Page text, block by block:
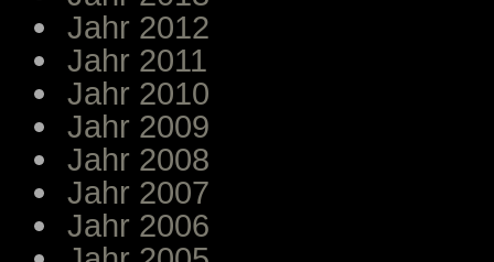
Jahr 2012
Jahr 2011
Jahr 2010
Jahr 2009
Jahr 2008
Jahr 2007
Jahr 2006